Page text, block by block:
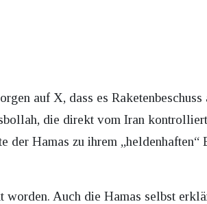
auf X, dass es
die direkt vom Iran
Hamas zu ihrem „heldenhaften“
Auch die Hamas selbst